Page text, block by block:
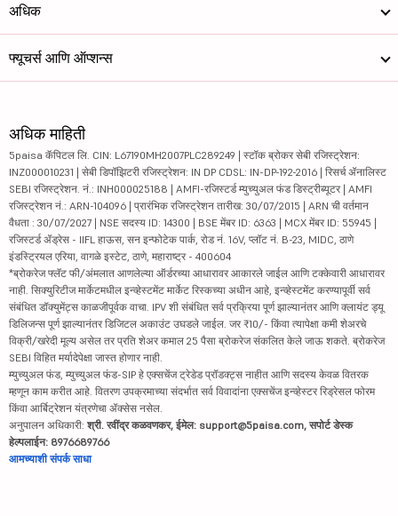
अधिक
फ्यूचर्स आणि ऑप्शन्स
अधिक माहिती
5paisa कॅपिटल लि. CIN: L67190MH2007PLC289249 | स्टॉक ब्रोकर सेबी रजिस्ट्रेशन:
INZ000010231 | सेबी डिपॉझिटरी रजिस्ट्रेशन: IN DP CDSL: IN-DP-192-2016 | रिसर्च ॲनालिस्ट
SEBI रजिस्ट्रेशन. नं.: INH000025188 | AMFI-रजिस्टर्ड म्युच्युअल फंड डिस्ट्रीब्यूटर | AMFI
रजिस्ट्रेशन नं.: ARN-104096 | प्रारंभिक रजिस्ट्रेशन तारीख: 30/07/2015 | ARN ची वर्तमान
वैधता : 30/07/2027 | NSE सदस्य ID: 14300 | BSE मेंबर ID: 6363 | MCX मेंबर ID: 55945 |
रजिस्टर्ड ॲड्रेस - IIFL हाऊस, सन इन्फोटेक पार्क, रोड नं. 16V, प्लॉट नं. B-23, MIDC, ठाणे
इंडस्ट्रियल एरिया, वागळे इस्टेट, ठाणे, महाराष्ट्र - 400604
*ब्रोकरेज फ्लॅट फी/अंमलात आणलेल्या ऑर्डरच्या आधारावर आकारले जाईल आणि टक्केवारी आधारावर
नाही. सिक्युरिटीज मार्केटमधील इन्व्हेस्टमेंट मार्केट रिस्कच्या अधीन आहे, इन्व्हेस्टमेंट करण्यापूर्वी सर्व
संबंधित डॉक्युमेंट्स काळजीपूर्वक वाचा. IPV शी संबंधित सर्व प्रक्रिया पूर्ण झाल्यानंतर आणि क्लायंट ड्यू
डिलिजन्स पूर्ण झाल्यानंतर डिजिटल अकाउंट उघडले जाईल. जर ₹10/- किंवा त्यापेक्षा कमी शेअरचे
विक्री/खरेदी मूल्य असेल तर प्रति शेअर कमाल 25 पैसा ब्रोकरेज संकलित केले जाऊ शकते. ब्रोकरेज
SEBI विहित मर्यादेपेक्षा जास्त होणार नाही.
म्युच्युअल फंड, म्युच्युअल फंड-SIP हे एक्सचेंज ट्रेडेड प्रॉडक्ट्स नाहीत आणि सदस्य केवळ वितरक
म्हणून काम करीत आहे. वितरण उपक्रमाच्या संदर्भात सर्व विवादांना एक्सचेंज इन्व्हेस्टर रिड्रेसल फोरम
किंवा आर्बिट्रेशन यंत्रणेचा ॲक्सेस नसेल.
अनुपालन अधिकारी: श्री. रवींद्र कळवणकर, ईमेल: support@5paisa.com, सपोर्ट डेस्क
हेल्पलाईन: 8976689766
आमच्याशी संपर्क साधा